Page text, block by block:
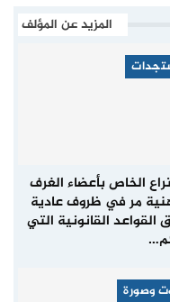
المزيد عن المؤلف
الخاص بأعضاء الغرف
مر في ظروف عادية
القواعد القانونية التي
وصورة